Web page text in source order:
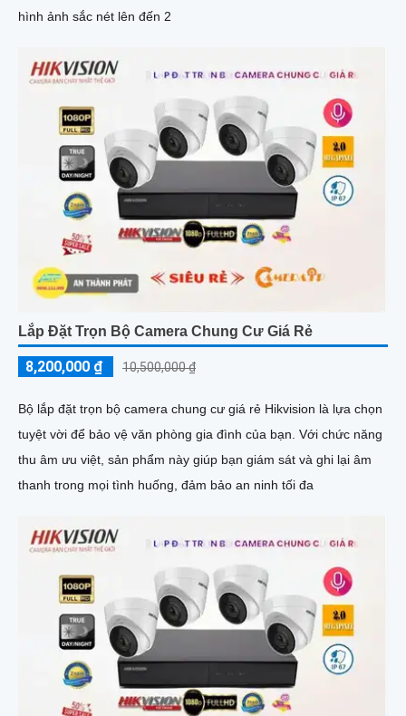
hình ảnh sắc nét lên đến 2
Lắp Đặt Trọn Bộ Camera Chung Cư Giá Rẻ
8,200,000 ₫ 10,500,000 ₫
Bộ lắp đặt trọn bộ camera chung cư giá rẻ Hikvision là lựa chọn
tuyệt vời để bảo vệ văn phòng gia đình của bạn. Với chức năng
thu âm ưu việt, sản phẩm này giúp bạn giám sát và ghi lại âm
thanh trong mọi tình huống, đảm bảo an ninh tối đa